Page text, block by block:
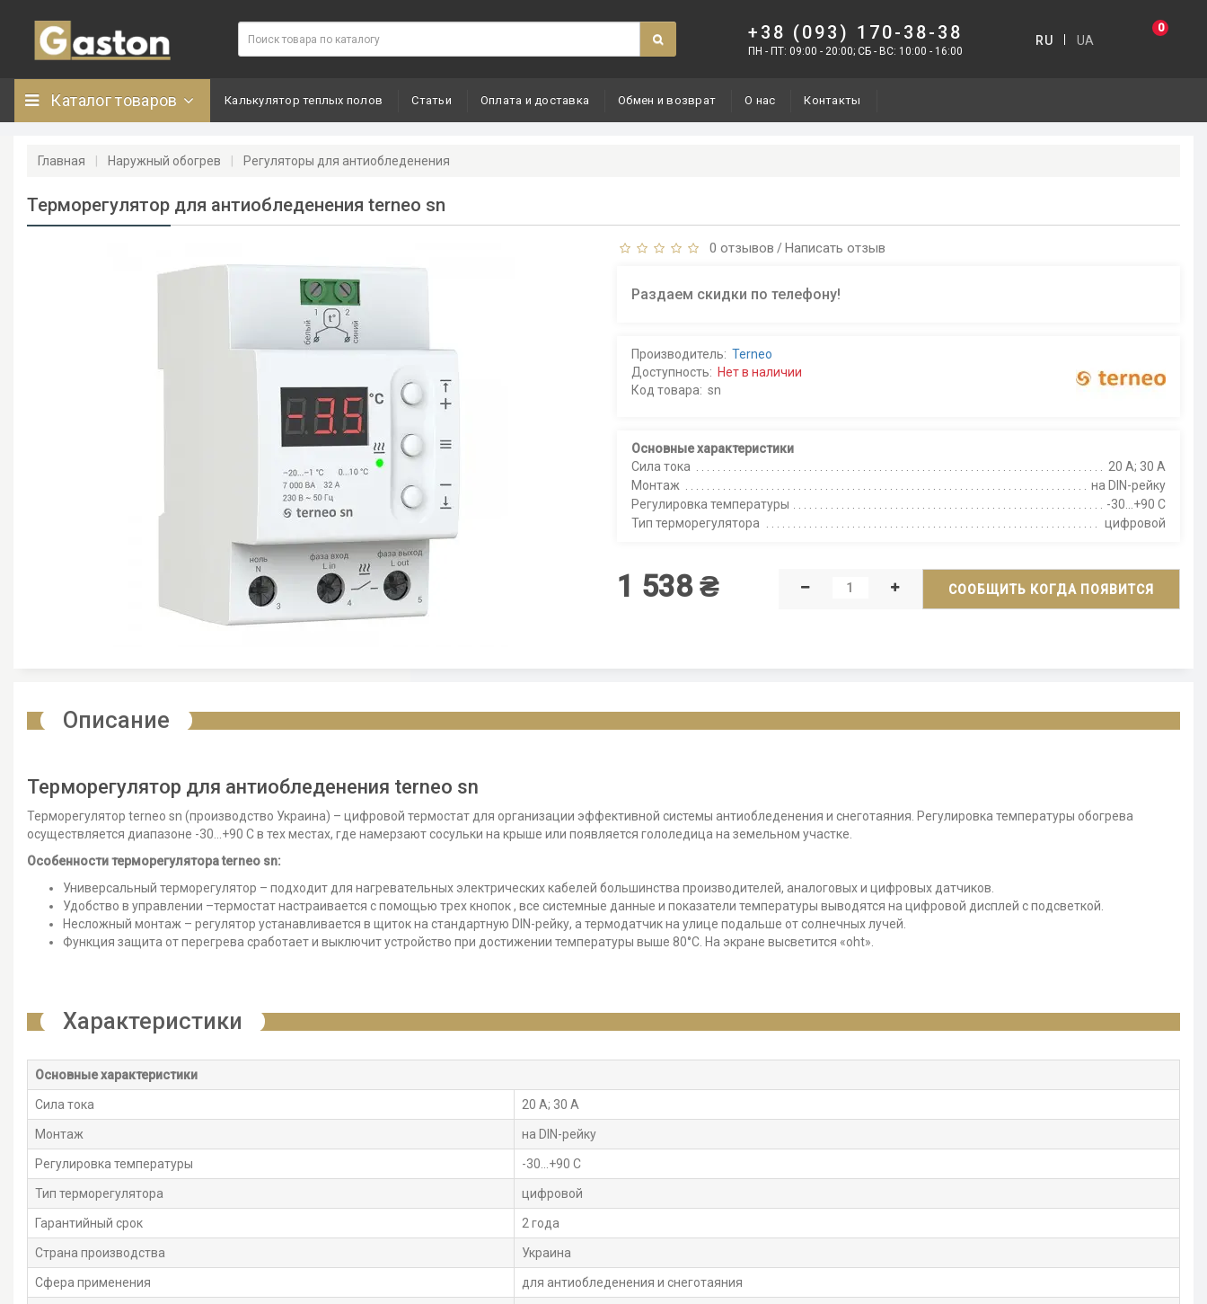
+38 (093) 170-38-38
ПН - ПТ: 09:00 - 20:00; СБ - ВС: 10:00 - 16:00
RU UA
0
Каталог товаров Калькулятор теплых полов Статьи Оплата и доставка Обмен и возврат О нас Контакты
Главная Наружный обогрев Регуляторы для антиобледенения
Терморегулятор для антиобледенения terneo sn
0 отзывов /Написать отзыв
Раздаем скидки по телефону!
Производитель: Terneo
Доступность: Нет в наличии
Код товара: sn
Основные характеристики
Сила тока
20 А; 30 A
Монтаж
на DIN-рейку
Регулировка температуры
-30...+90 С
Тип терморегулятора
цифровой
1 538 ₴ СООБЩИТЬ КОГДА ПОЯВИТСЯ
Описание
Терморегулятор для антиобледенения terneo sn
Терморегулятор terneo sn (производство Украина) – цифровой термостат для организации эффективной системы антиобледенения и снеготаяния. Регулировка температуры обогрева
осуществляется диапазоне -30...+90 С в тех местах, где намерзают сосульки на крыше или появляется гололедица на земельном участке.
Особенности терморегулятора terneo sn:
Универсальный терморегулятор – подходит для нагревательных электрических кабелей большинства производителей, аналоговых и цифровых датчиков.
Удобство в управлении –термостат настраивается с помощью трех кнопок , все системные данные и показатели температуры выводятся на цифровой дисплей с подсветкой.
Несложный монтаж – регулятор устанавливается в щиток на стандартную DIN-рейку, а термодатчик на улице подальше от солнечных лучей.
Функция защита от перегрева сработает и выключит устройство при достижении температуры выше 80°С. На экране высветится «oht».
Характеристики
Основные характеристики
Сила тока 20 А; 30 A
Монтаж на DIN-рейку
Регулировка температуры -30...+90 С
Тип терморегулятора цифровой
Гарантийный срок 2 года
Страна производства Украина
Сфера применения для антиобледенения и снеготаяния